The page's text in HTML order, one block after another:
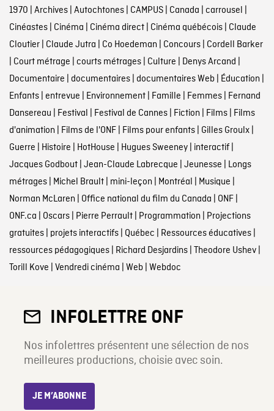
1970 | Archives| Autochtones| CAMPUS| Canada | carrousel |
Cinéastes| Cinéma | Cinéma direct| Cinéma québécois| Claude
Cloutier| Claude Jutra | Co Hoedeman | Concours| Cordell Barker
| Court métrage | courts métrages| Culture | Denys Arcand |
Documentaire | documentaires| documentaires Web | Éducation |
Enfants| entrevue | Environnement| Famille | Femmes| Fernand
Dansereau | Festival | Festival de Cannes| Fiction | Films| Films
d'animation | Films de l'ONF| Films pour enfants| Gilles Groulx|
Guerre | Histoire | HotHouse | Hugues Sweeney| interactif|
Jacques Godbout| Jean-Claude Labrecque | Jeunesse | Longs
métrages| Michel Brault| mini-leçon | Montréal | Musique |
Norman McLaren | Office national du film du Canada | ONF|
ONF.ca | Oscars| Pierre Perrault| Programmation | Projections
gratuites| projets interactifs| Québec | Ressources éducatives|
ressources pédagogiques| Richard Desjardins| Theodore Ushev|
Torill Kove | Vendredi cinéma | Web | Webdoc
INFOLETTRE ONF
Nos infolettres présentent une sélection de nos
meilleures productions, choisie avec soin.
JE M’ABONNE